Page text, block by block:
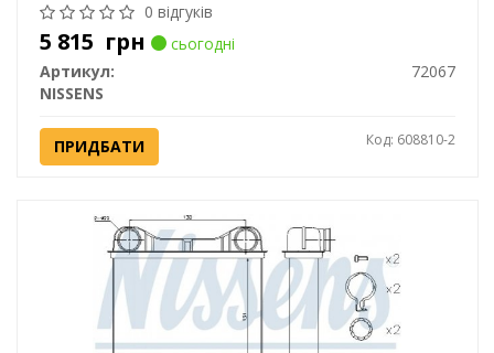
0 відгуків
5 815 грн
сьогодні
Артикул:
72067
NISSENS
ПРИДБАТИ Код: 608810-2